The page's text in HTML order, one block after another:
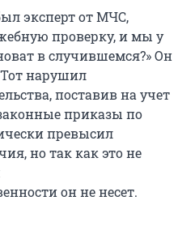
эксперт от МЧС,
проверку, и мы у
в случившемся?» Он
Тот нарушил
поставив на учет
приказы по
превысил
но так как это не
он не несет.